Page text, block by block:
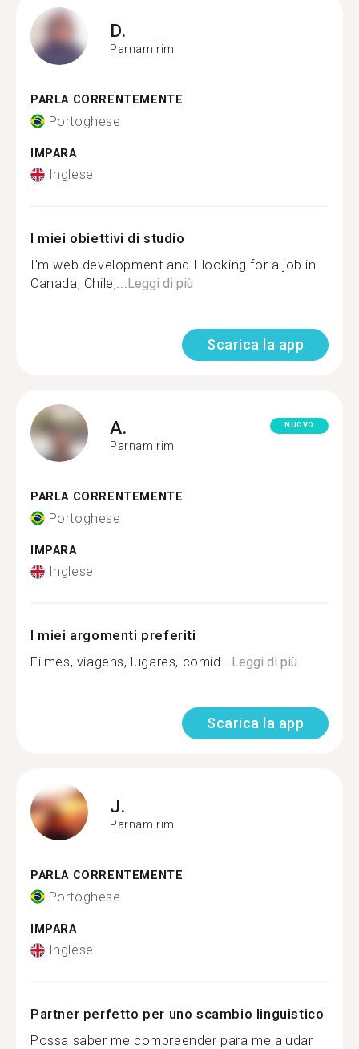
D.
Parnamirim
PARLA CORRENTEMENTE
Portoghese
IMPARA
Inglese
I miei obiettivi di studio
I'm web development and I looking for a job in
Canada, Chile,...Leggi di più
Scarica la app
A.
Parnamirim
NUOVO
PARLA CORRENTEMENTE
Portoghese
IMPARA
Inglese
I miei argomenti preferiti
Filmes, viagens, lugares, comid...Leggi di più
Scarica la app
J.
Parnamirim
PARLA CORRENTEMENTE
Portoghese
IMPARA
Inglese
Partner perfetto per uno scambio linguistico
Possa saber me compreender para me ajudar